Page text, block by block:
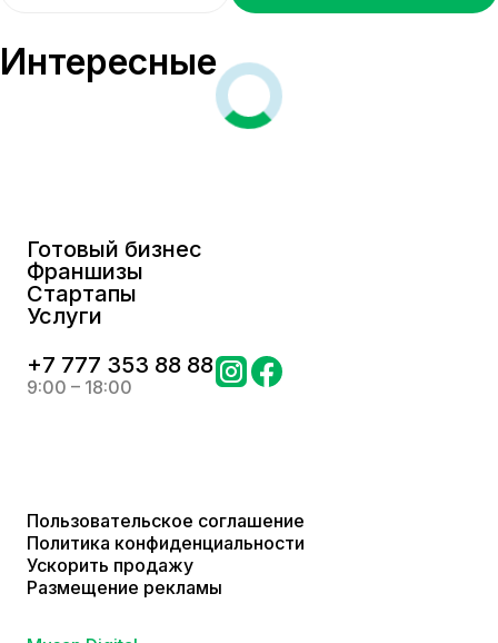
Интересные
Готовый бизнес
Франшизы
Стартапы
Услуги
+7 777 353 88 88
9:00 – 18:00
Пользовательское соглашение
Политика конфиденциальности
Ускорить продажу
Размещение рекламы